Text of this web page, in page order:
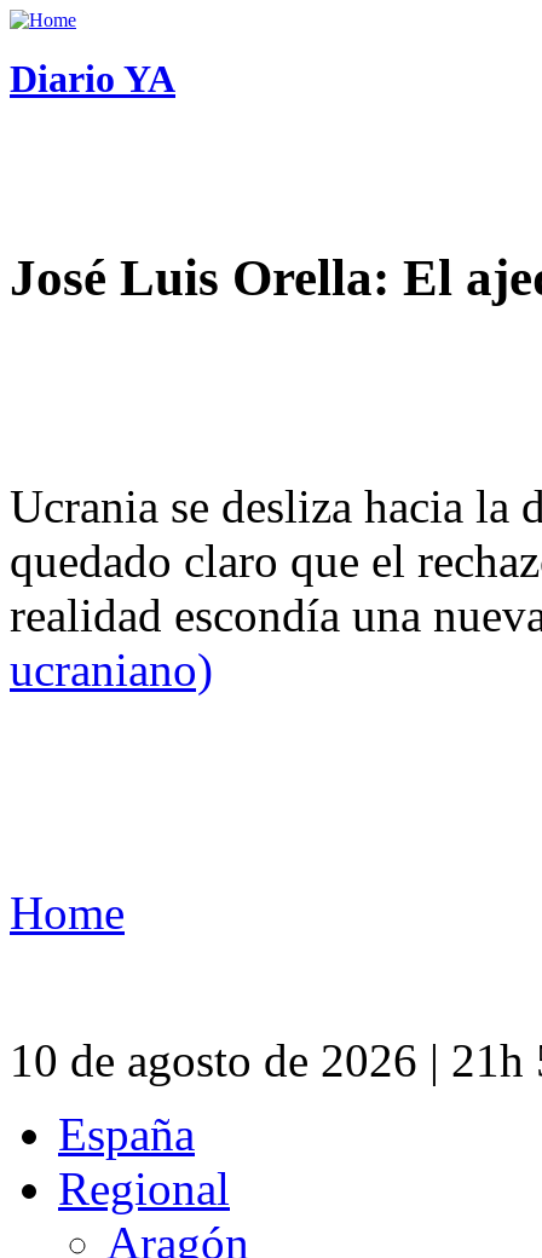
Diario YA
José Luis Orella: El
Ucrania se desliza hacia
quedado claro que el
realidad escondía una
ucraniano)
Home
10 de agosto de 2026 |
España
Regional
Aragón